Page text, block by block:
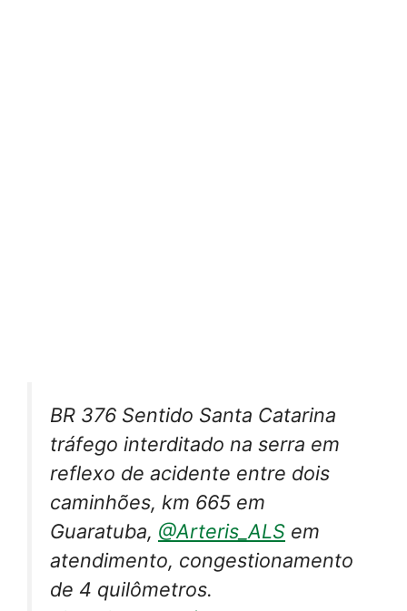
BR 376 Sentido Santa Catarina
tráfego interditado na serra em
reflexo de acidente entre dois
caminhões, km 665 em
Guaratuba, @Arteris_ALS em
atendimento, congestionamento
de 4 quilômetros.